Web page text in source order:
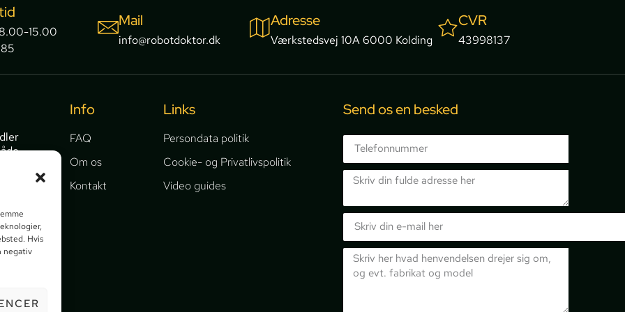
Hvis
negativ
15.00
Mail
info@robotdoktor.dk
Adresse
Værkstedsvej 10A 6000 Kolding
CVR
43998137
og
Info
FAQ
Om os
Kontakt
Links
Persondata politik
Cookie- og Privatlivspolitik
Video guides
Send os en besked